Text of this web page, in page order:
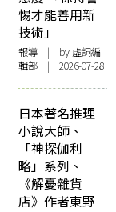
惕才能善用新
技術」
報導 | by 虛詞編
輯部 | 2026-07-28
日本著名推理
小說大師、
「神探伽利
略」系列、
《解憂雜貨
店》作者東野